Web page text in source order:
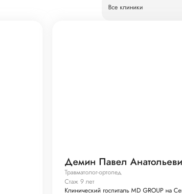
Все клиники
Демин Павел
Травматолог-ортопед
Стаж 9 лет
Клинический госпиталь MD GROUP на